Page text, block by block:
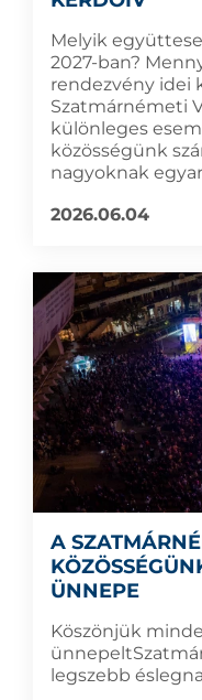
Melyik
2027-ban?
rendezvény idei
Szatmárnémeti
különleges
közösségünk
nagyoknak
2026.06.04
A
ÜNNEPE
Köszönjük
legszebb